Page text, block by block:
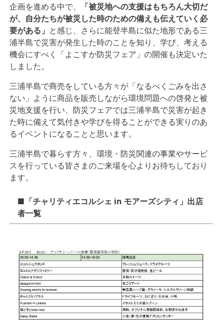
企画を進める中で、
「被災地への支援はもちろん大切だ
が、自分たちが被災した時のための備えも伝えていく必
要がある」 と感じ、さらに能登半島に似た地形である三
浦半島で災害が発生した時のことを知り、学び、考える
機会にすべく「よこすか防災フェア」の開催も決定いた
しました。
三浦半島で商売をしている方々が「なるべくごみを出さ
ない」ように商品を販売しながら環境問題への啓発と被
災地支援を行い、防災フェアでは三浦半島で災害が起き
た時に備えて気付きや学びを得ることができる実りのあ
るイベントになることと思います。
三浦半島で暮らす方々、環境・防災関連の事業やサービ
スを行っている皆さまのご来場を心よりお待ちしており
ます。
■「チャリティエコルシェ in モアーズシティ」出店
者一覧